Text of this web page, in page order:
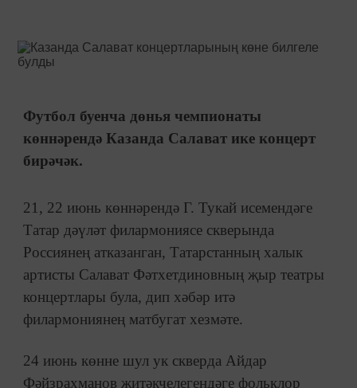
Футбол буенча дөнья чемпионаты
көннәрендә Казанда Салават ике концерт
бирәчәк.
21, 22 июнь көннәрендә Г. Тукай исемендәге
Татар дәүләт филармониясе скверында
Россиянең атказанган, Татарстанның халык
артисты Салават Фәтхетдиновның җыр театры
концертлары була, дип хәбәр итә
филармониянең матбугат хезмәте.
24 июнь көнне шул ук скверда Айдар
Фәйзрахманов җитәкчелегендәге фольклор